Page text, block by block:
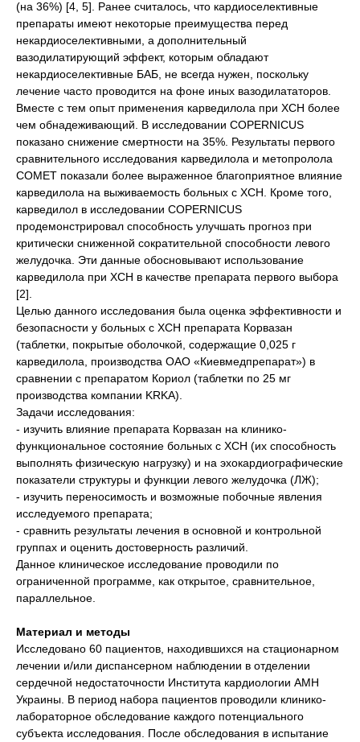
(на 36%) [4, 5]. Ранее считалось, что кардиоселективные
препараты имеют некоторые преимущества перед
некардиоселективными, а дополнительный
вазодилатирующий эффект, которым обладают
некардиоселективные БАБ, не всегда нужен, поскольку
лечение часто проводится на фоне иных вазодилататоров.
Вместе с тем опыт применения карведилола при ХСН более
чем обнадеживающий. В исследовании COPERNICUS
показано снижение смертности на 35%. Результаты первого
сравнительного исследования карведилола и метопролола
COMET показали более выраженное благоприятное влияние
карведилола на выживаемость больных с ХСН. Кроме того,
карведилол в исследовании COPERNICUS
продемонстрировал способность улучшать прогноз при
критически сниженной сократительной способности левого
желудочка. Эти данные обосновывают использование
карведилола при ХСН в качестве препарата первого выбора
[2].
Целью данного исследования была оценка эффективности и
безопасности у больных с ХСН препарата Корвазан
(таблетки, покрытые оболочкой, содержащие 0,025 г
карведилола, производства ОАО «Киевмедпрепарат») в
сравнении с препаратом Кориол (таблетки по 25 мг
производства компании KRKA).
Задачи исследования:
- изучить влияние препарата Корвазан на клинико-
функциональное состояние больных с ХСН (их способность
выполнять физическую нагрузку) и на эхокардиографические
показатели структуры и функции левого желудочка (ЛЖ);
- изучить переносимость и возможные побочные явления
исследуемого препарата;
- сравнить результаты лечения в основной и контрольной
группах и оценить достоверность различий.
Данное клиническое исследование проводили по
ограниченной программе, как открытое, сравнительное,
параллельное.
Материал и методы
Исследовано 60 пациентов, находившихся на стационарном
лечении и/или диспансерном наблюдении в отделении
сердечной недостаточности Института кардиологии АМН
Украины. В период набора пациентов проводили клинико-
лабораторное обследование каждого потенциального
субъекта исследования. После обследования в испытание